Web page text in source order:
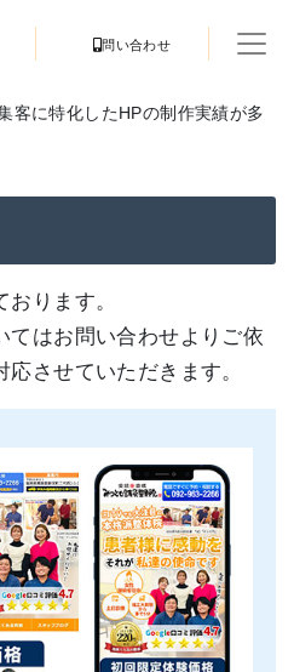
問い合わせ
客に特化したHPの制作実績が多
ります。
てはお問い合わせよりご依
させていただきます。